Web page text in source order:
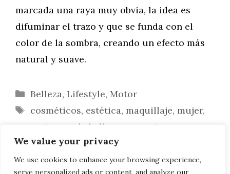
We value your privacy
We use cookies to enhance your browsing experience,
serve personalized ads or content, and analyze our
marcada una raya muy obvia, la idea es
difuminar el trazo y que se funda con el
color de la sombra, creando un efecto más
natural y suave.
Categorías
Belleza, Lifestyle, Motor
Etiquetas
cosméticos, estética, maquillaje, mujer,
tratamientos de belleza
tratamientos
estéticos ,trucos de belleza
¡Bellas en tiempo récord!